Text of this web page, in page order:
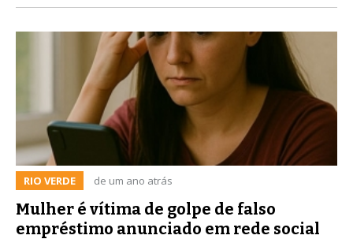
RIO VERDE de um ano atrás
Mulher é vítima de golpe de falso
empréstimo anunciado em rede social